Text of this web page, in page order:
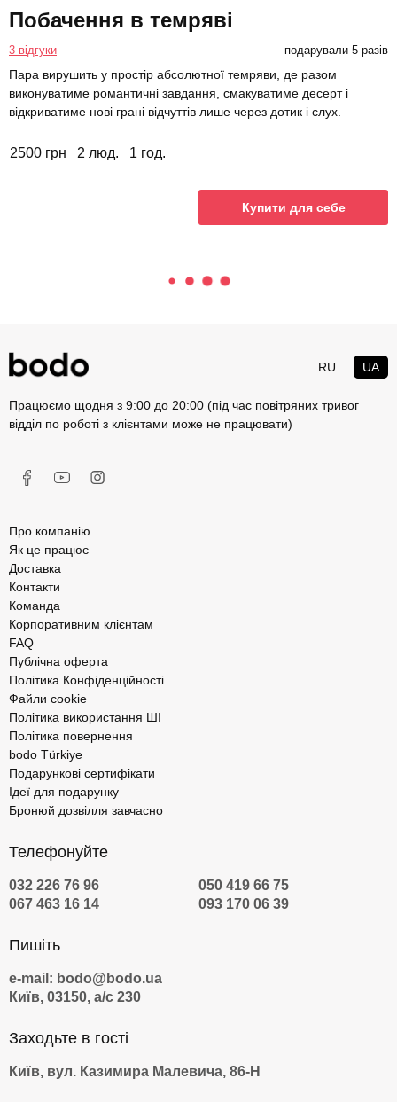
Побачення в темряві
3 відгуки подарували 5 разів
Пара вирушить у простір абсолютної темряви, де разом
виконуватиме романтичні завдання, смакуватиме десерт і
відкриватиме нові грані відчуттів лише через дотик і слух.
2500 грн 2 люд. 1 год.
Купити для себе
RU UA
Працюємо щодня з 9:00 до 20:00 (під час повітряних тривог
відділ по роботі з клієнтами може не працювати)
Про компанію
Як це працює
Доставка
Контакти
Команда
Корпоративним клієнтам
FAQ
Публічна оферта
Політика Конфіденційності
Файли cookie
Політика використання ШІ
Політика повернення
bodo Türkiye
Подарункові сертифікати
Ідеї для подарунку
Бронюй дозвілля завчасно
Телефонуйте
032 226 76 96
050 419 66 75
067 463 16 14
093 170 06 39
Пишіть
e-mail: bodo@bodo.ua
Київ, 03150, а/с 230
Заходьте в гості
Київ, вул. Казимира Малевича, 86-Н